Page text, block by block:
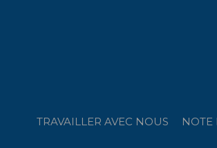
TRAVAILLER AVEC NOUS NOTE